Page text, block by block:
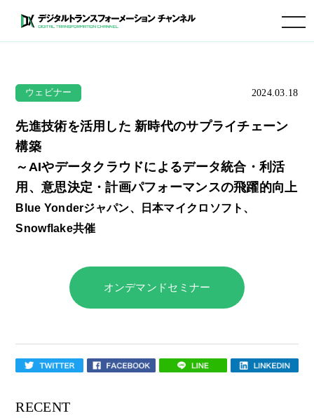
toggle navigation
ウェビナー 2024.03.18
先進技術を活用した 新時代のサプライチェーン
構築
～AIやデータクラウドによるデータ統合・利活
用、意思決定・計画パフォーマンスの飛躍的向上
Blue Yonderジャパン、日本マイクロソフト、
Snowflake共催
オンデマンドセミナー
RECENT